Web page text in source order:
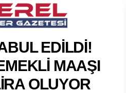
EDİLDİ!
MAAŞI
OLUYOR